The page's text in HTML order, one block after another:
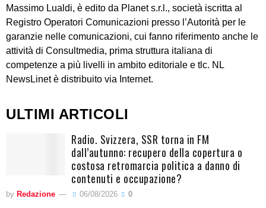
Massimo Lualdi, è edito da Planet s.r.l., società iscritta al
Registro Operatori Comunicazioni presso l’Autorità per le
garanzie nelle comunicazioni, cui fanno riferimento anche le
attività di Consultmedia, prima struttura italiana di
competenze a più livelli in ambito editoriale e tlc. NL
NewsLinet è distribuito via Internet.
ULTIMI ARTICOLI
Radio. Svizzera, SSR torna in FM
dall’autunno: recupero della copertura o
costosa retromarcia politica a danno di
contenuti e occupazione?
by Redazione 06/08/2026 0